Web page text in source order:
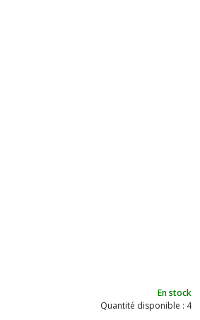
En stock
Quantité disponible : 4